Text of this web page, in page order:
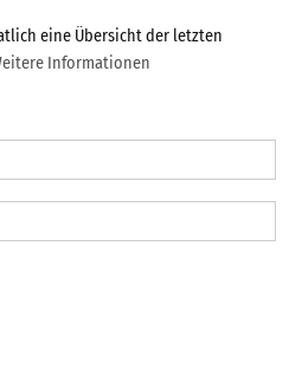
eine Übersicht der letzten
Informationen